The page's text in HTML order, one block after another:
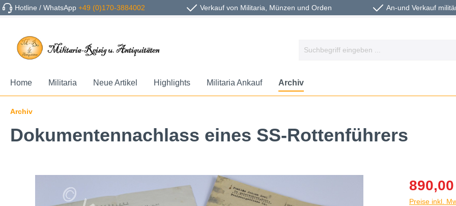
Hotline / WhatsApp+49 (0)170-3884002 Verkauf von Militaria, Münzen und Orden An-und Verkauf
Home Militaria Neue Artikel Highlights Militaria Ankauf Archiv
Archiv
Dokumentennachlass eines SS-Rottenführers
Preise inkl.